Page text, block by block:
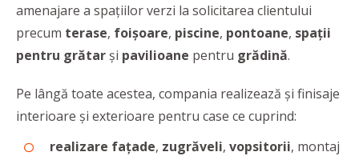
amenajare a spațiilor verzi la solicitarea clientului
precum terase, foișoare, piscine, pontoane, spații
pentru grătar și pavilioane pentru grădină.
Pe lângă toate acestea, compania realizează și finisaje
interioare și exterioare pentru case ce cuprind:
realizare fațade, zugrăveli, vopsitorii, montaj